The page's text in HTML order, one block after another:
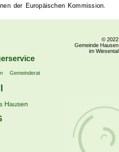
der Europäischen Kommission.
Gemeinderat
Hausen
© 2022
Gemeinde Hausen
im Wiesental